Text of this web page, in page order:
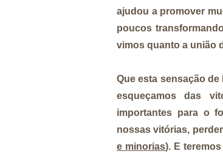
ajudou a promover
poucos
vimos quanto a união
Que esta sensação
esqueçamos das
importantes para o
nossas vitórias,
e minorias). E